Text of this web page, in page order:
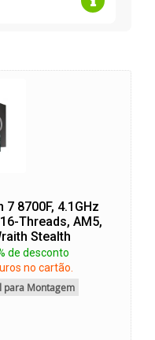
8700F, 4.1GHz
Threads, AM5,
Stealth
de desconto
no cartão.
para Montagem